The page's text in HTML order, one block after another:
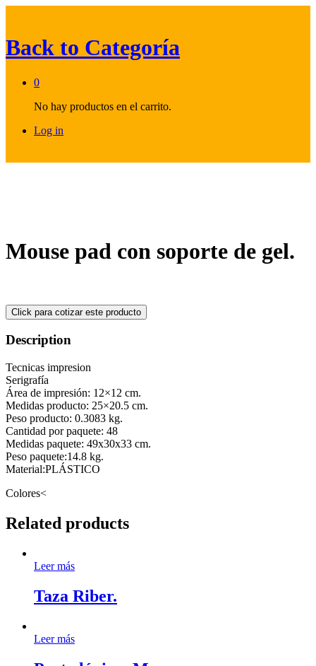
Back to Categoría
0
No hay productos en el carrito.
Log in
Mouse pad con soporte de gel.
Description
Tecnicas impresion
Serigrafía
Área de impresión: 12×12 cm.
Medidas producto: 25×20.5 cm.
Peso producto: 0.3083 kg.
Cantidad por paquete: 48
Medidas paquete: 49x30x33 cm.
Peso paquete:14.8 kg.
Material:PLÁSTICO
Colores<
Related products
Leer más
Taza Riber.
Leer más